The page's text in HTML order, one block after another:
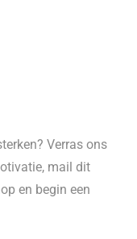
Verras ons
mail dit
en begin een